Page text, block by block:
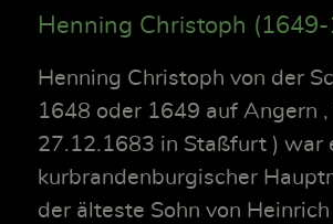
Henning Christoph (1649-
Henning Christoph von der
1648 oder 1649 auf Angern ,
27.12.1683 in Staßfurt ) war
kurbrandenburgischer
der älteste Sohn von